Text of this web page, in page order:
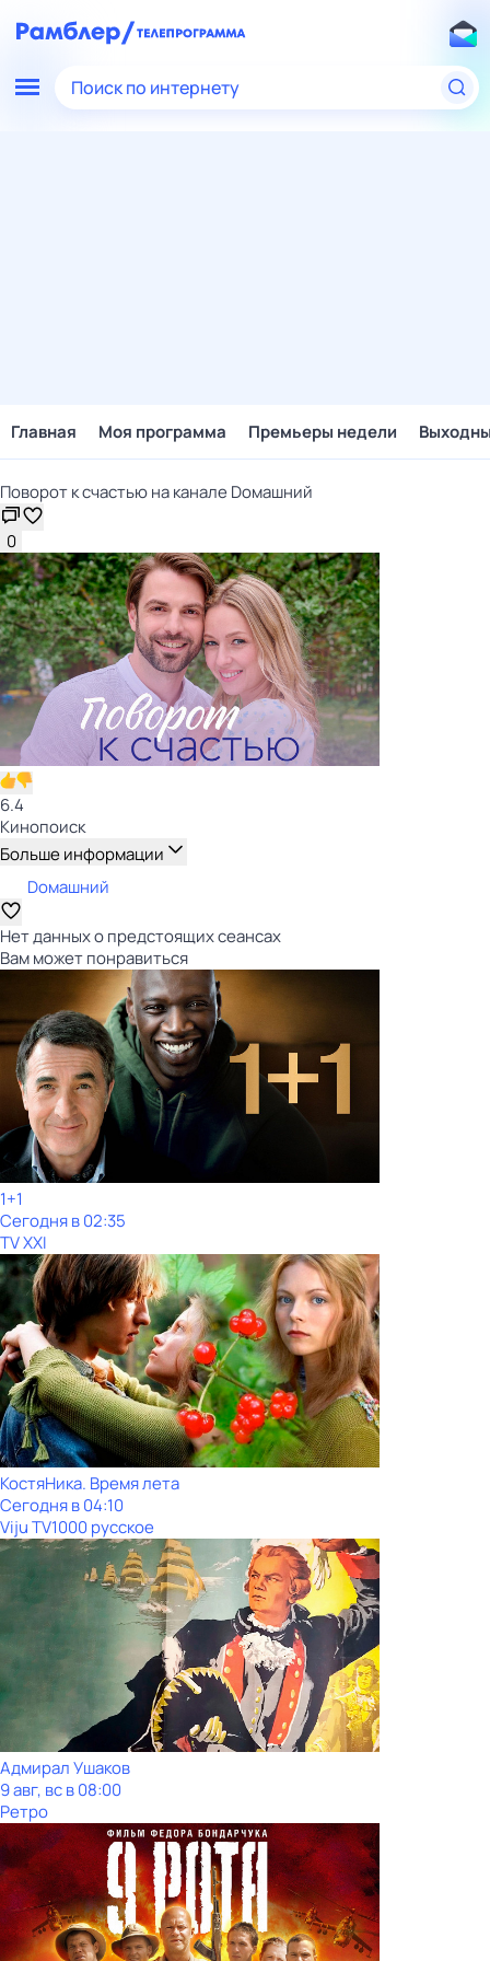
Поиск по интернету
Главная Моя программа Премьеры недели
Поворот к счастью на канале Dомашний
0
6.4
Кинопоиск
Больше информации
Dомашний
Нет данных о предстоящих сеансах
Вам может понравиться
1+1
Сегодня в 02:35
TV XXI
КостяНика. Время лета
Сегодня в 04:10
Viju TV1000 русское
Адмирал Ушаков
9 авг, вс в 08:00
Ретро